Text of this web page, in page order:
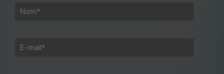
Nom*
E-